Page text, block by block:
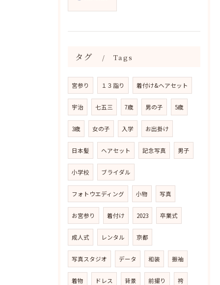
タグ Tags
宮参り １３詣り 着付け&ヘアセット
宇治 七五三 7歳 男の子 5歳
3歳 女の子 入学 お出掛け
日本髪 ヘアセット 記念写真 男子
小学校 ブライダル
フォトウエディング 小物 写真
お宮参り 着付け 2023 卒業式
成人式 レンタル 京都
写真スタジオ データ 和装 振袖
着物 ドレス 背景 前撮り 袴